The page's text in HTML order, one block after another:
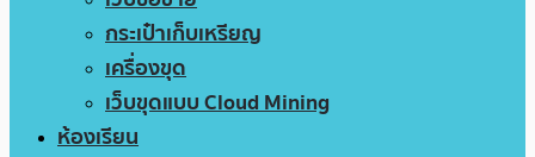
กระเป๋าเก็บเหรียญ
เครื่องขุด
เว็บขุดแบบ Cloud Mining
ห้องเรียน